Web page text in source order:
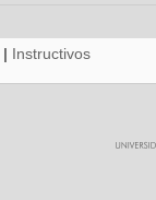
| Instructivos